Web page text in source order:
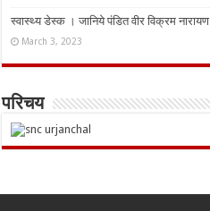
स्वास्थ्य डेस्क । जानिये पंडित वीर विक्रम
March 3, 2023
परिचय